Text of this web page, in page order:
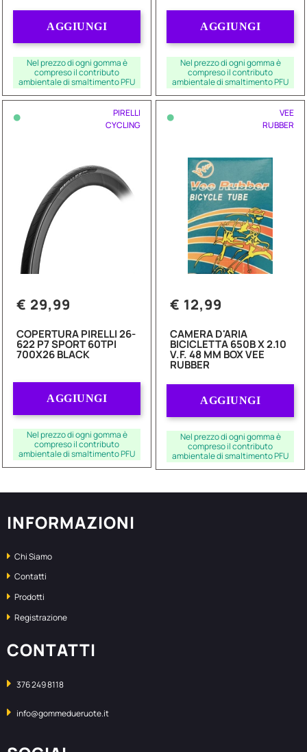
AGGIUNGI
Nel prezzo di ogni gomma è
compreso il contributo
ambientale di smaltimento PFU
AGGIUNGI
Nel prezzo di ogni gomma è
compreso il contributo
ambientale di smaltimento PFU
•
PIRELLI
CYCLING
€ 29,99
COPERTURA PIRELLI 26-
622 P7 SPORT 60TPI
700X26 BLACK
AGGIUNGI
Nel prezzo di ogni gomma è
compreso il contributo
ambientale di smaltimento PFU
•
VEE
RUBBER
€ 12,99
CAMERA D'ARIA
BICICLETTA 650B X 2.10
V.F. 48 MM BOX VEE
RUBBER
AGGIUNGI
Nel prezzo di ogni gomma è
compreso il contributo
ambientale di smaltimento PFU
INFORMAZIONI
Chi Siamo
Contatti
Prodotti
Registrazione
CONTATTI
376 249 8118
info@gommedueruote.it